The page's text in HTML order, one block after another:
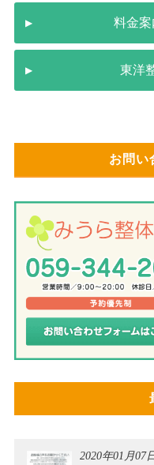
料金
東洋
お問い
2020年01月07